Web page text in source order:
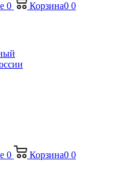
0 Корзина0 0
0 Корзина0 0